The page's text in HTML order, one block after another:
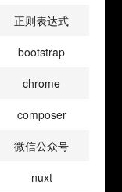
正则表达式
bootstrap
chrome
composer
微信公众号
nuxt